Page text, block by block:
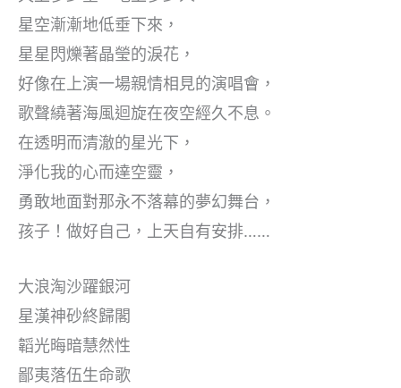
星空漸漸地低垂下來，
星星閃爍著晶瑩的淚花，
好像在上演一場親情相見的演唱會，
歌聲繞著海風迴旋在夜空經久不息。
在透明而清澈的星光下，
淨化我的心而達空靈，
勇敢地面對那永不落幕的夢幻舞台，
孩子！做好自己，上天自有安排……
大浪淘沙躍銀河
星漢神砂終歸閣
韜光晦暗慧然性
鄙夷落伍生命歌